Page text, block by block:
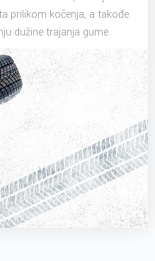
prilikom kočenja, a takođe
dužine trajanja gume.